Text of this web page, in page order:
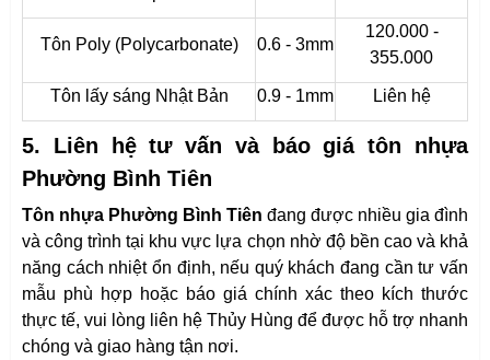
Tôn Poly (Polycarbonate) 0.6 - 3mm
120.000 -
355.000
Tôn lấy sáng Nhật Bản 0.9 - 1mm Liên hệ
5. Liên hệ tư vấn và báo giá tôn nhựa
Phường Bình Tiên
Tôn nhựa Phường Bình Tiên đang được nhiều gia đình
và công trình tại khu vực lựa chọn nhờ độ bền cao và khả
năng cách nhiệt ổn định, nếu quý khách đang cần tư vấn
mẫu phù hợp hoặc báo giá chính xác theo kích thước
thực tế, vui lòng liên hệ Thủy Hùng để được hỗ trợ nhanh
chóng và giao hàng tận nơi.